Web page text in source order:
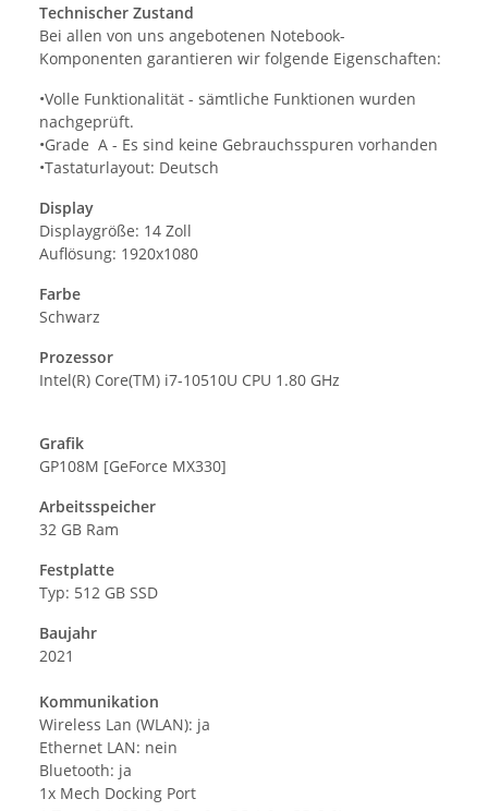
Technischer Zustand
Bei allen von uns angebotenen Notebook-
Komponenten garantieren wir folgende Eigenschaften:
•Volle Funktionalität - sämtliche Funktionen wurden
nachgeprüft.
•Grade A - Es sind keine Gebrauchsspuren vorhanden
•Tastaturlayout: Deutsch
Display
Displaygröße: 14 Zoll
Auflösung: 1920x1080
Farbe
Schwarz
Prozessor
Intel(R) Core(TM) i7-10510U CPU 1.80 GHz
Grafik
GP108M [GeForce MX330]
Arbeitsspeicher
32 GB Ram
Festplatte
Typ: 512 GB SSD
Baujahr
2021
Kommunikation
Wireless Lan (WLAN): ja
Ethernet LAN: nein
Bluetooth: ja
1x Mech Docking Port